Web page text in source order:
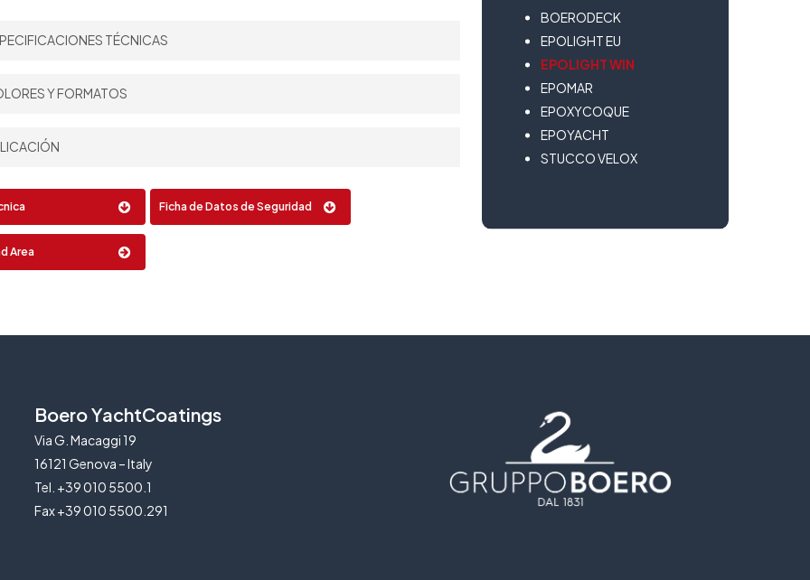
TÉCNICAS
Teórico:
de Mezcla por volumen:
Y FORMATOS
Ficha de Datos de Seguridad
Area
BOERODECK
EPOLIGHT EU
EPOLIGHT WIN
EPOMAR
EPOXYCOQUE
EPOYACHT
STUCCO VELOX
Boero YachtCoatings
Via G. Macaggi 19
16121 Genova – Italy
Tel. +39 010 5500.1
Fax +39 010 5500.291